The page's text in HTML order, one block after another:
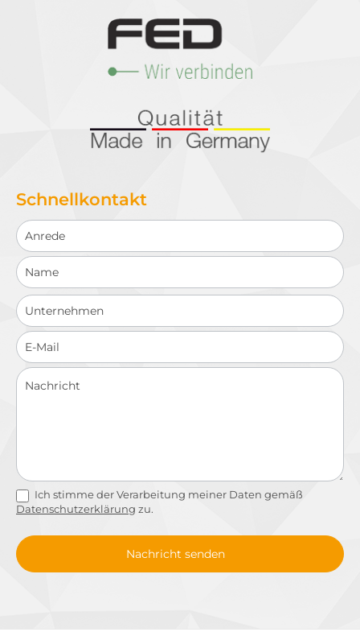
Schnellkontakt
Schnellkontakt
Ich stimme der Verarbeitung meiner Daten gemäß
Datenschutzerklärung zu.
Nachricht senden